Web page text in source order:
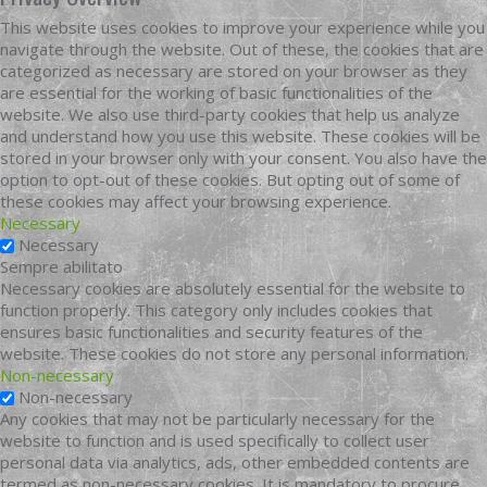
This website uses cookies to improve your experience while you
navigate through the website. Out of these, the cookies that are
categorized as necessary are stored on your browser as they
are essential for the working of basic functionalities of the
website. We also use third-party cookies that help us analyze
and understand how you use this website. These cookies will be
stored in your browser only with your consent. You also have the
option to opt-out of these cookies. But opting out of some of
these cookies may affect your browsing experience.
Necessary
Necessary
Sempre abilitato
Necessary cookies are absolutely essential for the website to
function properly. This category only includes cookies that
ensures basic functionalities and security features of the
website. These cookies do not store any personal information.
Non-necessary
Non-necessary
Any cookies that may not be particularly necessary for the
website to function and is used specifically to collect user
personal data via analytics, ads, other embedded contents are